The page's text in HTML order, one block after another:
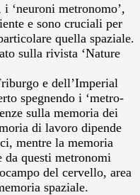
‘neuroni metronomo’,
e sono cruciali per
quella spaziale.
sulla rivista ‘Nature
e dell’Imperial
spegnendo i ‘metro-
sulla memoria dei
di lavoro dipende
mentre la memoria
da questi metronomi
del cervello, area
spaziale.